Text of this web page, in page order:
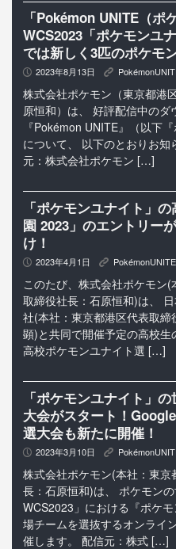
「Pokémon UNITE（ポ
WCS2023「ポケモンユ
では新しく3匹のポケモ
P 2023年8月13日 K
株式会社ポケモン（東京都港
原恒和）は、 好評配信中のダ
『Pokémon UNITE』（以下
について、 以下のとおりお
元：株式会社ポケモン […]
「ポケモンユナイト」
園 2023」のエントリー
け！
P 2023年4月1日 K PokémonUNITE
このたび、株式会社ポケモン
取締役社長：石原恒和)は、
社(本社：東京都港区代表取
顕)と共同で開催予定の高校
高校ポケモンユナイト選 […]
「ポケモンユナイト」
大会がスタート！
選大会も新たに開催！
P 2023年3月10日 K
株式会社ポケモン(本社：東
長：石原恒和)は、 ポケモン
WCS2023」における『ポケ
場チームを選抜するオンライ
催します。 配信元：株式 […]